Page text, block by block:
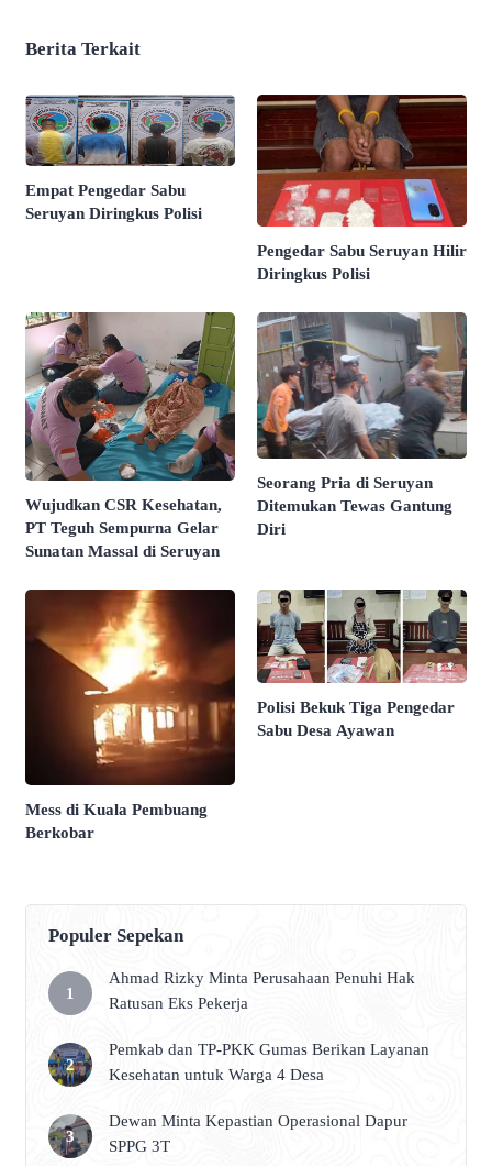
Berita Terkait
Empat Pengedar Sabu
Seruyan Diringkus Polisi
Pengedar Sabu Seruyan Hilir
Diringkus Polisi
Wujudkan CSR Kesehatan,
PT Teguh Sempurna Gelar
Sunatan Massal di Seruyan
Seorang Pria di Seruyan
Ditemukan Tewas Gantung
Diri
Mess di Kuala Pembuang
Berkobar
Polisi Bekuk Tiga Pengedar
Sabu Desa Ayawan
Populer Sepekan
Ahmad Rizky Minta Perusahaan Penuhi Hak
Ratusan Eks Pekerja
Pemkab dan TP-PKK Gumas Berikan Layanan
Kesehatan untuk Warga 4 Desa
Dewan Minta Kepastian Operasional Dapur
SPPG 3T